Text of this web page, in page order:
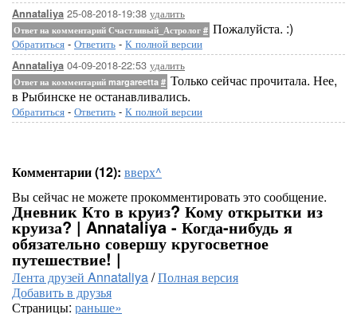
Annataliya 25-08-2018-19:38 удалить
Ответ на комментарий Счастливый_Астролог # Пожалуйста. :)
Обратиться - Ответить - К полной версии
Annataliya 04-09-2018-22:53 удалить
Ответ на комментарий margareetta # Только сейчас прочитала. Нее,
в Рыбинске не останавливались.
Обратиться - Ответить - К полной версии
Комментарии (12): вверх^
Вы сейчас не можете прокомментировать это сообщение.
Дневник Кто в круиз? Кому открытки из
круиза? | Annataliya - Когда-нибудь я
обязательно совершу кругосветное
путешествие! |
Лента друзей Annataliya/Полная версия
Добавить в друзья
Страницы: раньше»